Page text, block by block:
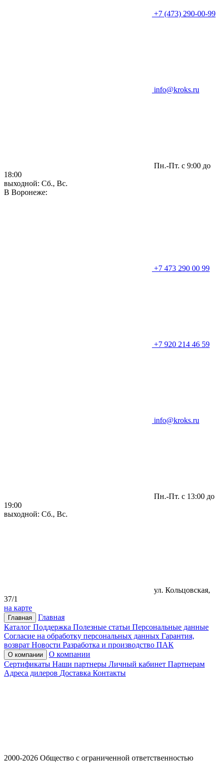
+7 (473) 290-00-99
info@kroks.ru
Пн.-Пт. с 9:00 до
18:00
выходной: Сб., Вс.
В Воронеже:
+7 473 290 00 99
+7 920 214 46 59
info@kroks.ru
Пн.-Пт. с 13:00 до
19:00
выходной: Сб., Вс.
ул. Кольцовская,
37/1
на карте
Главная
Главная
Каталог Поддержка Полезные статьи Персональные данные
Согласие на обработку персональных данных Гарантия,
возврат Новости Разработка и производство ПАК
О компании
О компании
Сертификаты Наши партнеры Личный кабинет Партнерам
Адреса дилеров Доставка Контакты
2000-2026 Общество с ограниченной ответственностью